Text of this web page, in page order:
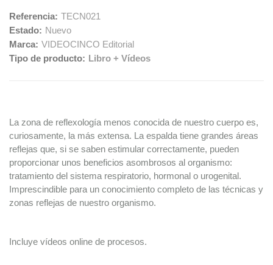
Referencia: TECN021
Estado: Nuevo
Marca: VIDEOCINCO Editorial
Tipo de producto: Libro + Vídeos
La zona de reflexología menos conocida de nuestro cuerpo es,
curiosamente, la más extensa. La espalda tiene grandes áreas
reflejas que, si se saben estimular correctamente, pueden
proporcionar unos beneficios asombrosos al organismo:
tratamiento del sistema respiratorio, hormonal o urogenital.
Imprescindible para un conocimiento completo de las técnicas y
zonas reflejas de nuestro organismo.
Incluye vídeos online de procesos.